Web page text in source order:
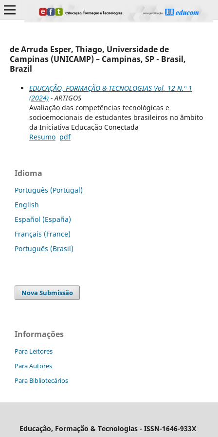
de Arruda Esper, Thiago, Universidade de
Campinas (UNICAMP) – Campinas, SP - Brasil,
Brazil
EDUCAÇÃO, FORMAÇÃO & TECNOLOGIAS Vol. 12 N.º 1
(2024)- ARTIGOS
Avaliação das competências tecnológicas e
socioemocionais de estudantes brasileiros no âmbito
da Iniciativa Educação Conectada
Resumo pdf
Idioma
Português (Portugal)
English
Español (España)
Français (France)
Português (Brasil)
Nova Submissão
Informações
Para Leitores
Para Autores
Para Bibliotecários
Educação, Formação & Tecnologias - ISSN-1646-933X